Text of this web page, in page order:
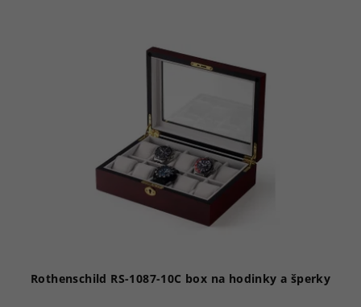
Rothenschild RS-1087-10C box na hodinky a šperky